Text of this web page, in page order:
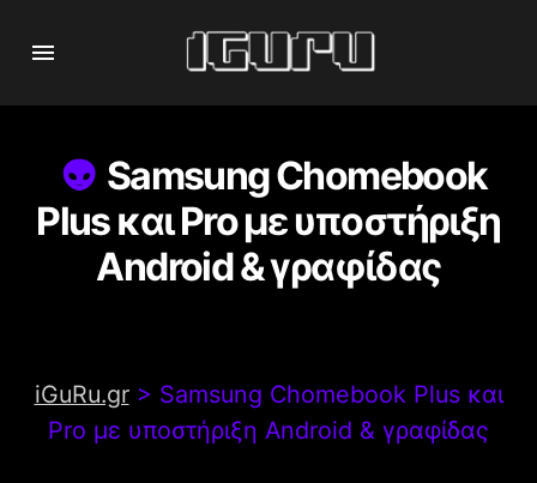
Samsung Chomebook
Plus και Pro με υποστήριξη
Android & γραφίδας
iGuRu.gr> Samsung Chomebook Plus και
Pro με υποστήριξη Android & γραφίδας